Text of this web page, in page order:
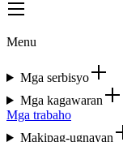
Menu
Mga serbisyo
Mga kagawaran
Mga trabaho
Makipag-ugnayan